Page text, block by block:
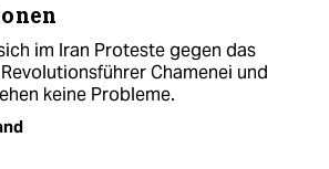
im Iran Proteste gegen das
Chamenei und
keine Probleme.